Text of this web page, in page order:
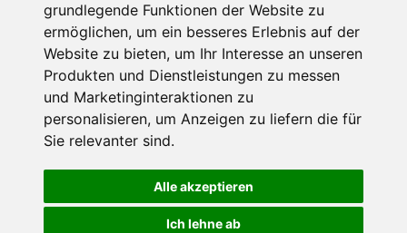
grundlegende Funktionen der Website zu
ermöglichen, um ein besseres Erlebnis auf der
Website zu bieten, um Ihr Interesse an unseren
Produkten und Dienstleistungen zu messen
und Marketinginteraktionen zu
personalisieren, um Anzeigen zu liefern die für
Sie relevanter sind.
Alle akzeptieren
Ich lehne ab